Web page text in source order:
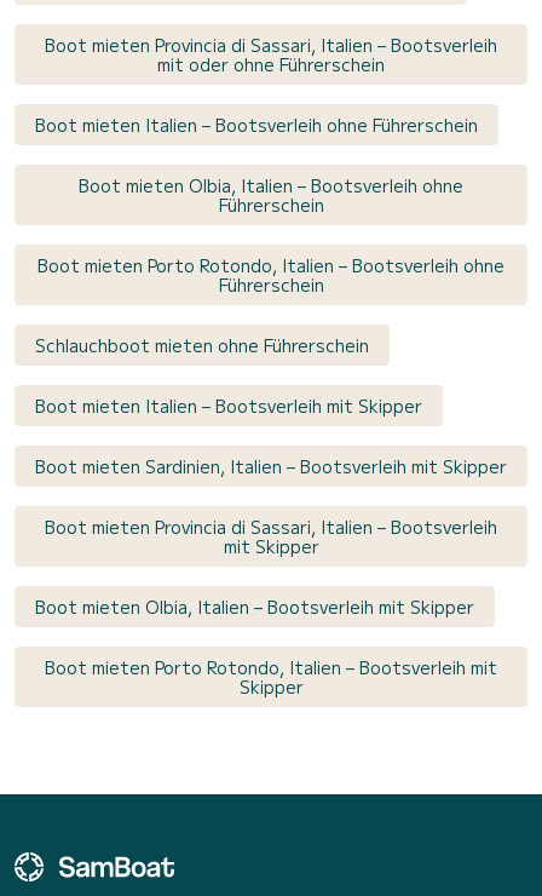
Boot mieten Provincia di Sassari, Italien – Bootsverleih
mit oder ohne Führerschein
Boot mieten Italien – Bootsverleih ohne Führerschein
Boot mieten Olbia, Italien – Bootsverleih ohne
Führerschein
Boot mieten Porto Rotondo, Italien – Bootsverleih ohne
Führerschein
Schlauchboot mieten ohne Führerschein
Boot mieten Italien – Bootsverleih mit Skipper
Boot mieten Sardinien, Italien – Bootsverleih mit Skipper
Boot mieten Provincia di Sassari, Italien – Bootsverleih
mit Skipper
Boot mieten Olbia, Italien – Bootsverleih mit Skipper
Boot mieten Porto Rotondo, Italien – Bootsverleih mit
Skipper